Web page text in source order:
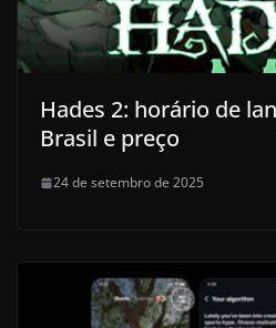
Hades 2: horário de
Brasil e preço
24 de setembro de 2025